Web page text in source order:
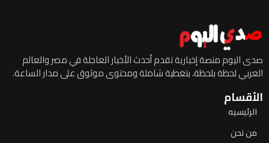
صدى اليوم منصة إخبارية تقدم أحدث الأخبار العاجلة في مصر والعالم
العربي لحظة بلحظة، بتغطية شاملة ومحتوى موثوق على مدار الساعة.
الأقسام
الرئيسيه
من نحن